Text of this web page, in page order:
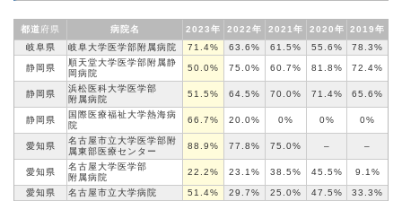
都道府県 病院名 2023年 2022年 2021年 2020年
2019年
岐阜県
岐阜大学医学部附属病院 71.4% 63.6% 61.5% 55.6% 78.3%
静岡県
順天堂大学医学部附属静
岡病院
50.0% 75.0% 60.7% 81.8% 72.4%
静岡県
浜松医科大学医学部
附属病院
51.5% 64.5% 70.0% 71.4% 65.6%
静岡県
国際医療福祉大学熱海病
院
66.7% 20.0% 0% 0% 0%
愛知県
名古屋市立大学医学部附
属東部医療センター
88.9% 77.8% 75.0% – –
愛知県
名古屋大学医学部
附属病院
22.2% 23.1% 38.5% 45.5% 9.1%
愛知県 名古屋市立大学病院 51.4% 29.7% 25.0% 47.5% 33.3%